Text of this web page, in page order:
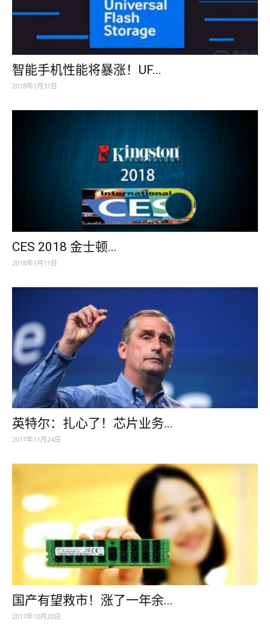
智能手机性能将暴涨！UF...
2018年1月31日
CES 2018 金士顿...
2018年1月11日
英特尔：扎心了！芯片业务...
2017年11月24日
国产有望救市！涨了一年余...
2017年10月20日